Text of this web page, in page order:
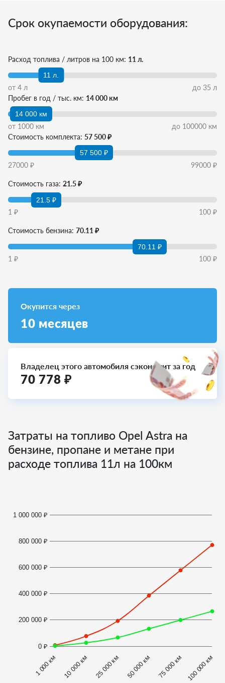
Срок окупаемости оборудования:
Расход топлива / литров на 100 км: 11 л.
11 л.
от 4 л до 35 л
Пробег в год / тыс. км: 14 000 км
14 000 км
от 1000 км до 100000 км
Стоимость комплекта: 57 500 ₽
57 500 ₽
27000 ₽ 99000 ₽
Стоимость газа: 21.5 ₽
21.5 ₽
1 ₽ 100 ₽
Стоимость бензина: 70.11 ₽
70.11 ₽
1 ₽ 100 ₽
Окупится через
10 месяцев
Владелец этого автомобиля сэкономит за год
70 778 ₽
Затраты на топливо Opel Astra на
бензине, пропане и метане при
расходе топлива 11л на 100км
1 000 км 10 000 км 25 000 км 50 000 км 75 000 км 100 000 км
0 ₽
200 000 ₽
400 000 ₽
600 000 ₽
800 000 ₽
1 000 000 ₽